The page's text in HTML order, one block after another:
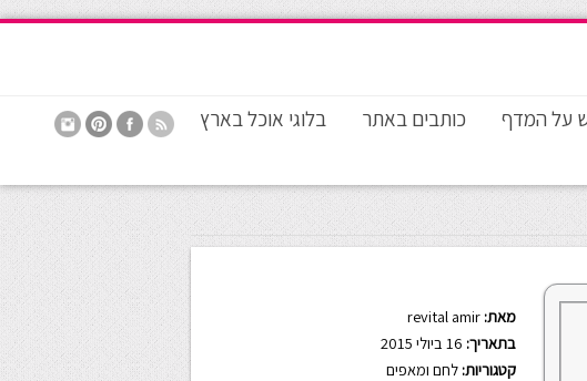
על המדף כותבים באתר בלוגי אוכל בארץ
מאת: revital amir
בתאריך:
קטגוריות: לחם ומאפים